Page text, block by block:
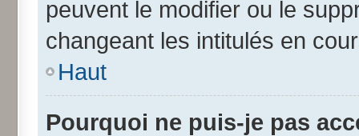
peuvent le modifier ou le
changeant les intitulés en
Haut
Pourquoi ne puis-je pas